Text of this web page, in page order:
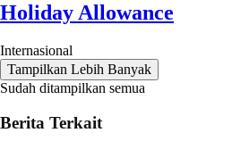
Holiday Allowance
Internasional
Tampilkan Lebih Banyak
Sudah ditampilkan semua
Berita Terkait